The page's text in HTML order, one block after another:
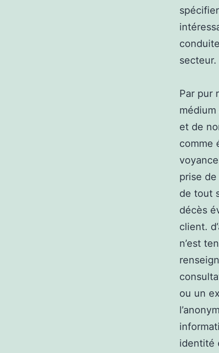
secteur.
Par pur
et de
comme
prise
de tout
décès
client.
n’est
ou un
identité